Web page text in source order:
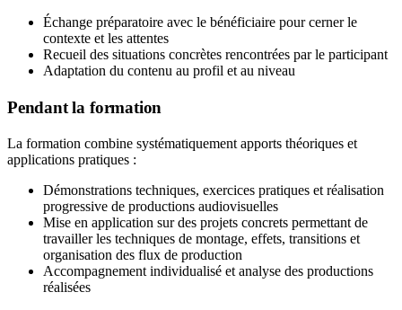
Échange préparatoire avec le bénéficiaire pour cerner le
contexte et les attentes
Recueil des situations concrètes rencontrées par le participant
Adaptation du contenu au profil et au niveau
Pendant la formation
La formation combine systématiquement apports théoriques et
applications pratiques :
Démonstrations techniques, exercices pratiques et réalisation
progressive de productions audiovisuelles
Mise en application sur des projets concrets permettant de
travailler les techniques de montage, effets, transitions et
organisation des flux de production
Accompagnement individualisé et analyse des productions
réalisées